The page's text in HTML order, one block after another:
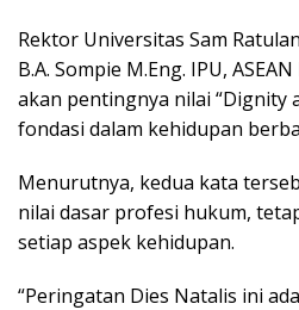
Rektor Universitas Sam
B.A. Sompie M.Eng. IPU,
akan pentingnya nilai “Dignity
fondasi dalam kehidupan
Menurutnya, kedua kata
nilai dasar profesi hukum,
setiap aspek kehidupan.
“Peringatan Dies Natalis ini